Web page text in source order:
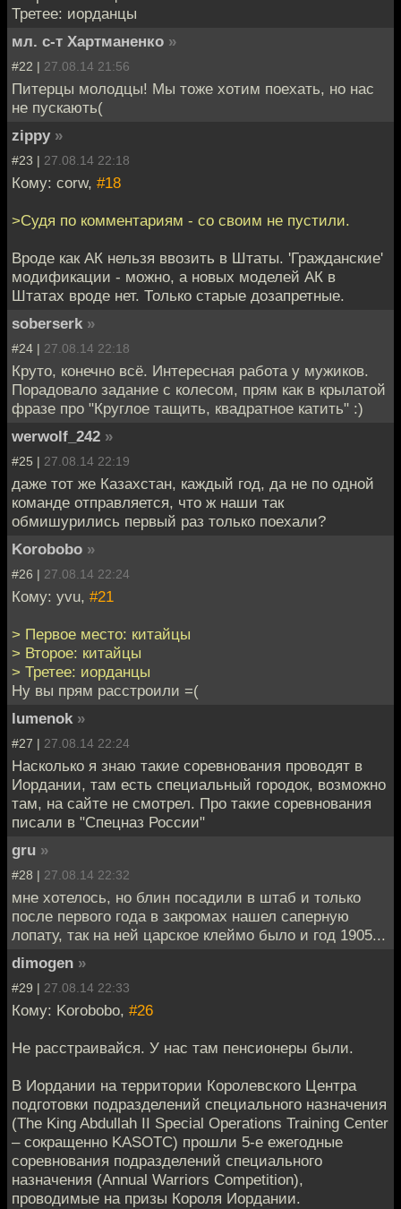
Третее: иорданцы
мл. с-т Хартманенко »
#22 | 27.08.14 21:56
Питерцы молодцы! Мы тоже хотим поехать, но нас
не пускають(
zippy »
#23 | 27.08.14 22:18
Кому: corw, #18
>Судя по комментариям - со своим не пустили.
Вроде как АК нельзя ввозить в Штаты. 'Гражданские'
модификации - можно, а новых моделей АК в
Штатах вроде нет. Только старые дозапретные.
soberserk »
#24 | 27.08.14 22:18
Круто, конечно всё. Интересная работа у мужиков.
Порадовало задание с колесом, прям как в крылатой
фразе про "Круглое тащить, квадратное катить" :)
werwolf_242 »
#25 | 27.08.14 22:19
даже тот же Казахстан, каждый год, да не по одной
команде отправляется, что ж наши так
обмишурились первый раз только поехали?
Korobobo »
#26 | 27.08.14 22:24
Кому: yvu, #21
> Первое место: китайцы
> Второе: китайцы
> Третее: иорданцы
Ну вы прям расстроили =(
lumenok »
#27 | 27.08.14 22:24
Насколько я знаю такие соревнования проводят в
Иордании, там есть специальный городок, возможно
там, на сайте не смотрел. Про такие соревнования
писали в "Спецназ России"
gru »
#28 | 27.08.14 22:32
мне хотелось, но блин посадили в штаб и только
после первого года в закромах нашел саперную
лопату, так на ней царское клеймо было и год 1905...
dimogen »
#29 | 27.08.14 22:33
Кому: Korobobo, #26
Не расстраивайся. У нас там пенсионеры были.
В Иордании на территории Королевского Центра
подготовки подразделений специального назначения
(The King Abdullah II Special Operations Training Center
– сокращенно KASOTC) прошли 5-е ежегодные
соревнования подразделений специального
назначения (Annual Warriors Competition),
проводимые на призы Короля Иордании.